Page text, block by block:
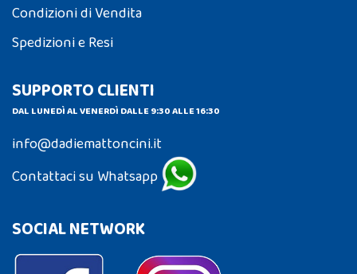
Condizioni di Vendita
Spedizioni e Resi
SUPPORTO CLIENTI
DAL LUNEDÌ AL VENERDÌ DALLE 9:30 ALLE 16:30
info@dadiemattoncini.it
Contattaci su Whatsapp
SOCIAL NETWORK